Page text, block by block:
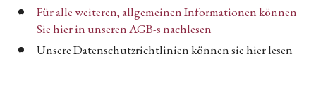
Für alle weiteren, allgemeinen Informationen können
Sie hier in unseren AGB-s nachlesen
Unsere Datenschutzrichtlinien können sie hier lesen